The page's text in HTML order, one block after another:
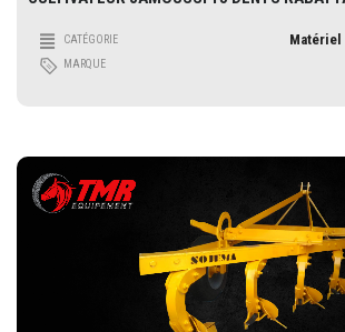
CATÉGORIE Matériel
MARQUE